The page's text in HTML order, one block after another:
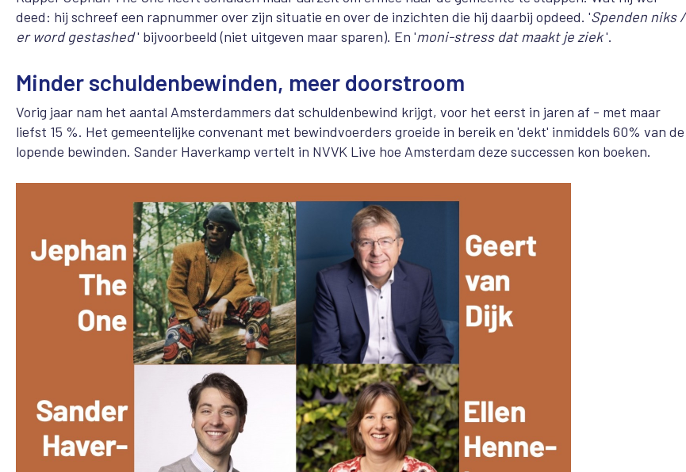
deed: hij schreef een rapnummer over zijn situatie en over de inzichten die hij daarbij opdeed. 'Spenden niks /
er word gestashed' bijvoorbeeld (niet uitgeven maar sparen). En 'moni-stress dat maakt je ziek'.
Minder schuldenbewinden, meer doorstroom
Vorig jaar nam het aantal Amsterdammers dat schuldenbewind krijgt, voor het eerst in jaren af - met maar
liefst 15 %. Het gemeentelijke convenant met bewindvoerders groeide in bereik en 'dekt' inmiddels 60% van de
lopende bewinden. Sander Haverkamp vertelt in NVVK Live hoe Amsterdam deze successen kon boeken.